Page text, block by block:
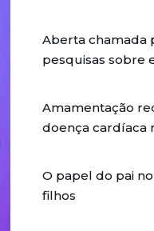
Aberta chamada
pesquisas sobre
Amamentação
doença cardíaca
O papel do pai
filhos